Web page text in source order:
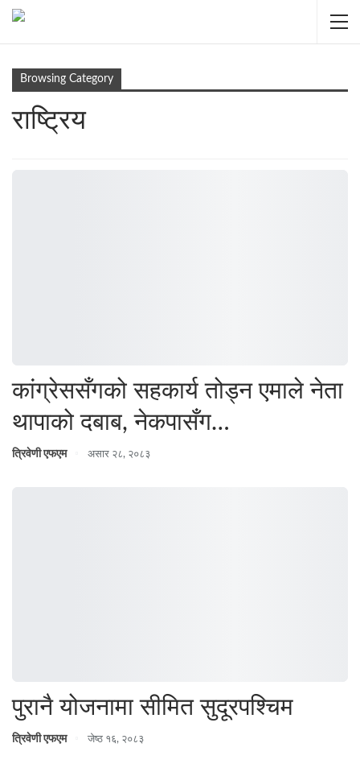
Browsing Category
राष्ट्रिय
कांग्रेससँगको सहकार्य तोड्न एमाले नेता
थापाको दबाब, नेकपासँग…
त्रिवेणी एफएम असार २८, २०८३
पुरानै योजनामा सीमित सुदूरपश्चिम
त्रिवेणी एफएम जेष्ठ १६, २०८३